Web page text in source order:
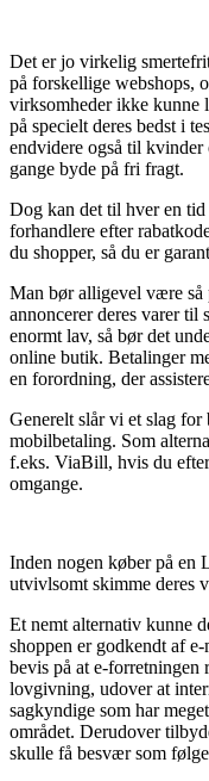
Det er jo virkelig
på forskellige webshops,
virksomheder ikke kunne
på specielt deres bedst i
endvidere også til
gange byde på fri fragt.
Dog kan det til hver en
forhandlere efter
du shopper, så du er
Man bør alligevel være så
annoncerer deres varer til
enormt lav, så bør det
online butik. Betalinger
en forordning, der
Generelt slår vi et slag
mobilbetaling. Som
f.eks. ViaBill, hvis du
omgange.
Inden nogen køber på en
utvivlsomt skimme deres
Et nemt alternativ kunne
shoppen er godkendt af
bevis på at e-forretningen
lovgivning, udover at
sagkyndige som har
området. Derudover
skulle få besvær som